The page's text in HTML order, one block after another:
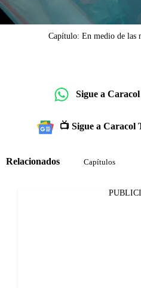
Capítulo: En medio de las
Sigue a
📺 Sigue a Caracol
Relacionados Capítulos